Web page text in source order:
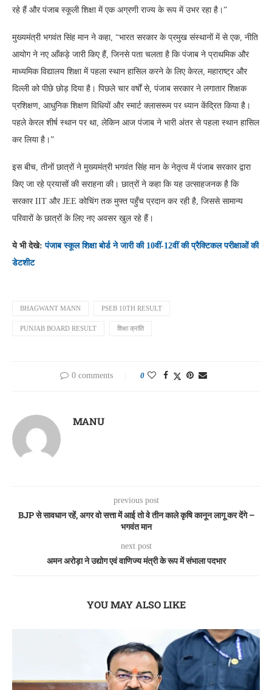
रहे हैं और पंजाब स्कूली शिक्षा में एक अग्रणी राज्य के रूप में उभर रहा है।”
मुख्यमंत्री भगवंत सिंह मान ने कहा, “भारत सरकार के प्रमुख संस्थानों में से एक, नीति
आयोग ने नए आँकड़े जारी किए हैं, जिनसे पता चलता है कि पंजाब ने प्राथमिक और
माध्यमिक विद्यालय शिक्षा में पहला स्थान हासिल करने के लिए केरल, महाराष्ट्र और
दिल्ली को पीछे छोड़ दिया है। पिछले चार वर्षों से, पंजाब सरकार ने लगातार शिक्षक
प्रशिक्षण, आधुनिक शिक्षण विधियों और स्मार्ट क्लासरूम पर ध्यान केंद्रित किया है।
पहले केरल शीर्ष स्थान पर था, लेकिन आज पंजाब ने भारी अंतर से पहला स्थान हासिल
कर लिया है।”
इस बीच, तीनों छात्रों ने मुख्यमंत्री भगवंत सिंह मान के नेतृत्व में पंजाब सरकार द्वारा
किए जा रहे प्रयासों की सराहना की। छात्रों ने कहा कि यह उत्साहजनक है कि
सरकार IIT और JEE कोचिंग तक मुफ्त पहुँच प्रदान कर रही है, जिससे सामान्य
परिवारों के छात्रों के लिए नए अवसर खुल रहे हैं।
ये भी देखे:पंजाब स्कूल शिक्षा बोर्ड ने जारी की 10वीं-12वीं की प्रैक्टिकल परीक्षाओं की
डेटशीट
BHAGWANT MANN PSEB 10TH RESULT
PUNJAB BOARD RESULT शिक्षा क्रांति
0 comments 0
MANU
previous post
BJP से सावधान रहें, अगर वो सत्ता में आई तो वे तीन काले कृषि कानून लागू कर देंगे –
भगवंत मान
next post
अमन अरोड़ा ने उद्योग एवं वाणिज्य मंत्री के रूप में संभाला पदभार
YOU MAY ALSO LIKE